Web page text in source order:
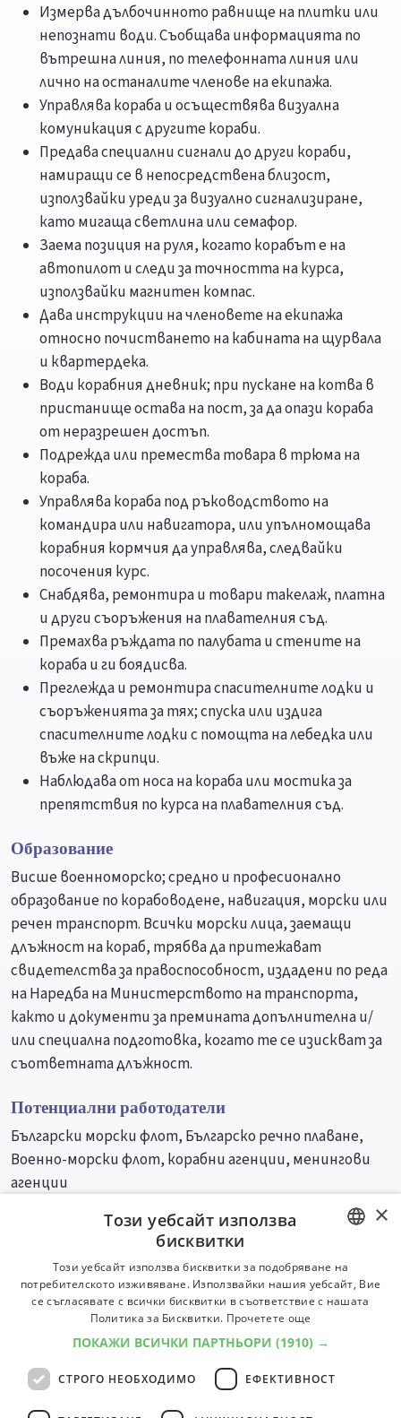
Измерва дълбочинното равнище на плитки или
непознати води. Съобщава информацията по
вътрешна линия, по телефонната линия или
лично на останалите членове на екипажа.
Управлява кораба и осъществява визуална
комуникация с другите кораби.
Предава специални сигнали до други кораби,
намиращи се в непосредствена близост,
използвайки уреди за визуално сигнализиране,
като мигаща светлина или семафор.
Заема позиция на руля, когато корабът е на
автопилот и следи за точността на курса,
използвайки магнитен компас.
Дава инструкции на членовете на екипажа
относно почистването на кабината на щурвала
и квартердека.
Води корабния дневник; при пускане на котва в
пристанище остава на пост, за да опази кораба
от неразрешен достъп.
Подрежда или премества товара в трюма на
кораба.
Управлява кораба под ръководството на
командира или навигатора, или упълномощава
корабния кормчия да управлява, следвайки
посочения курс.
Снабдява, ремонтира и товари такелаж, платна
и други съоръжения на плавателния съд.
Премахва ръждата по палубата и стените на
кораба и ги боядисва.
Преглежда и ремонтира спасителните лодки и
съоръженията за тях; спуска или издига
спасителните лодки с помощта на лебедка или
въже на скрипци.
Наблюдава от носа на кораба или мостика за
препятствия по курса на плавателния съд.
Образование
Висше военноморско; средно и професионално
образование по корабоводене, навигация, морски или
речен транспорт. Всички морски лица, заемащи
длъжност на кораб, трябва да притежават
свидетелства за правоспособност, издадени по реда
на Наредба на Министерството на транспорта,
както и документи за премината допълнителна и/
или специална подготовка, когато те се изискват за
съответната длъжност.
Потенциални работодатели
Български морски флот, Българско речно плаване,
Военно-морски флот, корабни агенции, менингови
агенции
Университети Специалности
BULGARIAN
ENGLISH
×
Този уебсайт използва
бисквитки
Този уебсайт използва бисквитки за подобряване на
потребителското изживяване. Използвайки нашия уебсайт, Вие
се съгласявате с всички бисквитки в съответствие с нашата
Политика за Бисквитки. Прочетете още
ПОКАЖИ ВСИЧКИ ПАРТНЬОРИ (1910) →
СТРОГО НЕОБХОДИМО ЕФЕКТИВНОСТ